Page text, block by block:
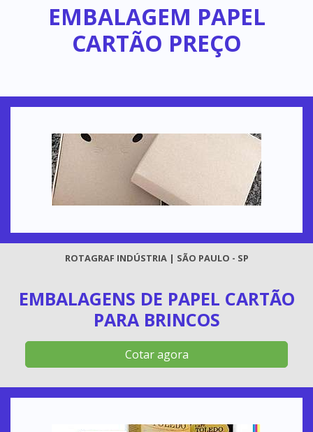
EMBALAGEM PAPEL
CARTÃO PREÇO
ROTAGRAF INDÚSTRIA | SÃO PAULO - SP
EMBALAGENS DE PAPEL CARTÃO
PARA BRINCOS
Cotar agora